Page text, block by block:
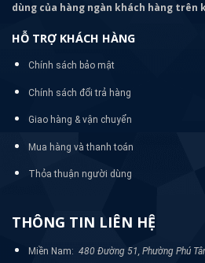
dùng của hàng ngàn khách hàng trên
HỖ TRỢ KHÁCH HÀNG
Chính sách bảo mật
Chính sách đổi trả hàng
Giao hàng & vận chuyển
Mua hàng và thanh toán
Thỏa thuận người dùng
THÔNG TIN LIÊN HỆ
Miền Nam: 480 Đường 51, Phường Phú